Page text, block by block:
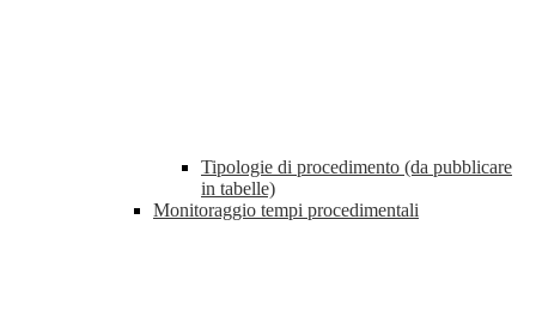
Tipologie di procedimento (da pubblicare
in tabelle)
Monitoraggio tempi procedimentali